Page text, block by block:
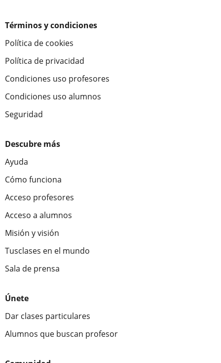
Términos y condiciones
Política de cookies
Política de privacidad
Condiciones uso profesores
Condiciones uso alumnos
Seguridad
Descubre más
Ayuda
Cómo funciona
Acceso profesores
Acceso a alumnos
Misión y visión
Tusclases en el mundo
Sala de prensa
Únete
Dar clases particulares
Alumnos que buscan profesor